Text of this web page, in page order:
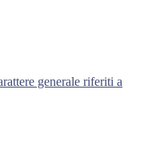
generale riferiti a